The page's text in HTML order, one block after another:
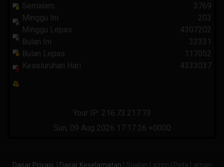
Semalam
Minggu Ini
Minggu Lepas
Bulan Ini
Bulan Lepas
Keseluruhan Hari
3769
203
4307202
32331
117052
4333037
Your IP: 216.73.217.73
Sun, 09 Aug 2026 17:17:26 +0000
Dasar Privasi Dasar Keselamatan | Soalan Lazim | Peta Laman